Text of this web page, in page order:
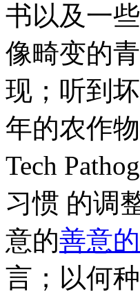
书以及一些
像畸变的
现；听到
年的农作
Tech
习惯 的调
意的善意
言； 以何